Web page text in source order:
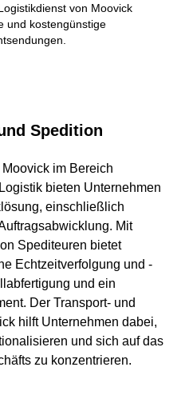
von Moovick
und kostengünstige
Spedition
im Bereich
bieten Unternehmen
einschließlich
Mit
Spediteuren bietet
Echtzeitverfolgung und -
und ein
Der Transport- und
hilft Unternehmen dabei,
und sich auf das
zu konzentrieren.